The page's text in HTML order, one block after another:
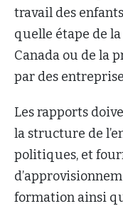
travail des
quelle étape de
Canada ou de la
par des
Les rapports
la structure de
politiques, et
formation ainsi